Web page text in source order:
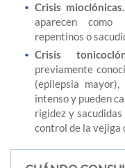
Crisis mioclónicas.
aparecen como
repentinos o
Crisis
previamente
(epilepsia
intenso y pueden
rigidez y
control de la vejiga